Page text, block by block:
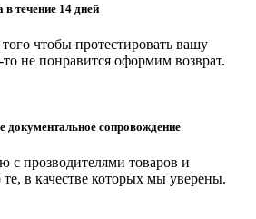
в течение 14 дней
чтобы протестировать вашу
не понравится оформим возврат.
документальное сопровождение
прозводителями товаров и
в качестве которых мы уверены.